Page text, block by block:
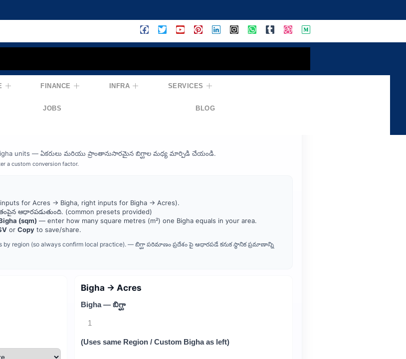
FINANCE INFRA SERVICES
JOBS BLOG
— ఎకరు ⇄ బిగ్ఘా
bigha units — ఏకరులు మరియు ప్రాంతానుసారమైన బిగ్ఘాల మధ్య మార్పిడి చేయండి.
a custom conversion factor.
for Acres → Bigha, right inputs for Bigha → Acres).
ఆధారపడుతుంది. (common presets provided)
(sqm) — enter how many square metres (m²) one Bigha equals in your area.
or Copy to save/share.
by region (so always confirm local practice). — బిగ్ఘా పరిమాణం ప్రదేశం పై ఆధారపడే కనుక స్థానిక ప్రమాణాన్ని
Bigha → Acres
Bigha — బిగ్ఘా
(Uses same Region / Custom Bigha as left)